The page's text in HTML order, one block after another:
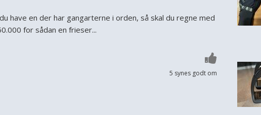
have en der har gangarterne i orden, så skal du regne med
for sådan en frieser...
5 synes godt om